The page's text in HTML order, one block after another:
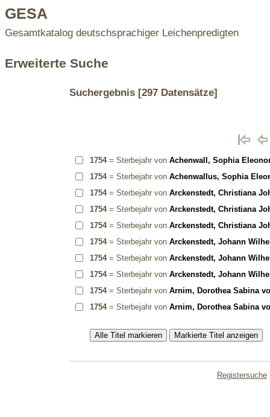
GESA
Gesamtkatalog deutschsprachiger Leichenpredigten
Erweiterte Suche
Suchergebnis[297 Datensätze]
1754= Sterbejahr von Achenwall, Sophia
1754= Sterbejahr von Achenwallus, Sophia
1754= Sterbejahr von Arckenstedt, Christiana
1754= Sterbejahr von Arckenstedt, Christiana
1754= Sterbejahr von Arckenstedt, Christiana
1754= Sterbejahr von Arckenstedt, Johann
1754= Sterbejahr von Arckenstedt, Johann
1754= Sterbejahr von Arckenstedt, Johann
1754= Sterbejahr von Arnim, Dorothea Sabina
1754= Sterbejahr von Arnim, Dorothea Sabina
Registersuche